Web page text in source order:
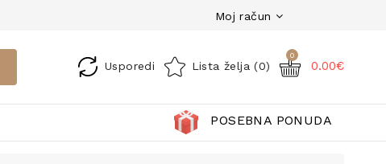
Moj račun
Usporedi Lista želja (0)
0
0.00€
POSEBNA PONUDA